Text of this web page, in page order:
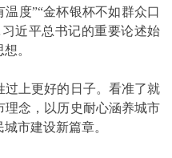
度”“金杯银杯不如群众口
近平总书记的重要论述始
。
上更好的日子。看准了就
念，以历史耐心涵养城市
市建设新篇章。